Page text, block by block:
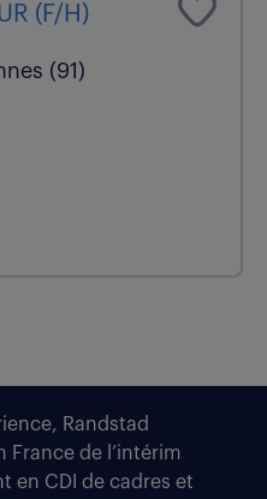
(F/H)
(91)
Randstad
France de l’intérim
en CDI de cadres et